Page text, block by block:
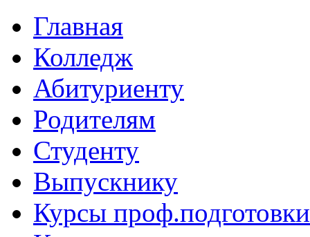
Главная
Колледж
Абитуриенту
Родителям
Студенту
Выпускнику
Курсы проф.подготовки